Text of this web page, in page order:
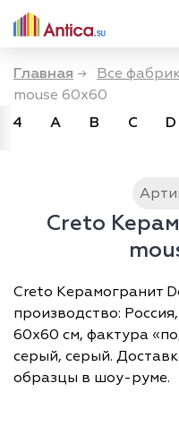
Главная → Все
mouse 60х60
4
A B C D
Creto
Creto Керамогранит
производство:
60х60 см, фактура
серый, серый.
образцы в шоу-руме.